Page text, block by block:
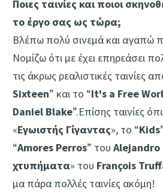
Ποιες ταινίες και ποιοι
το έργο σας ως τώρα;
Βλέπω πολύ σινεμά και αγαπώ
Νομίζω ότι με έχει επηρεάσει
τις άκρως ρεαλιστικές ταινίες
Sixteen” και το “It's a Free
Daniel Blake”.Επίσης ταινίες
«Εγωιστής Γίγαντας», το “Kids
“Amores Perros” του
χτυπήματα» του François
μα πάρα πολλές ταινίες ακόμη!